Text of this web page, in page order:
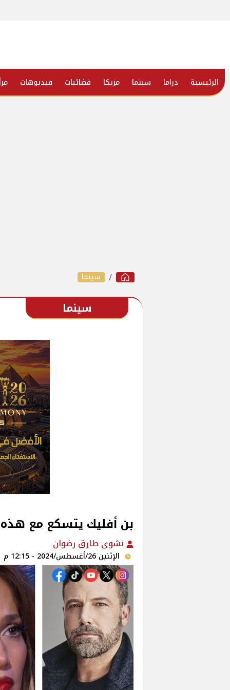
الرئيسية دراما سينما مزيكا فضائيات فيديوهات
سينما
سينما
بن أفليك يتسكع مع هذه
نشوى طارق رضوان
الإثنين 26/أغسطس/2024 - 12:15 م